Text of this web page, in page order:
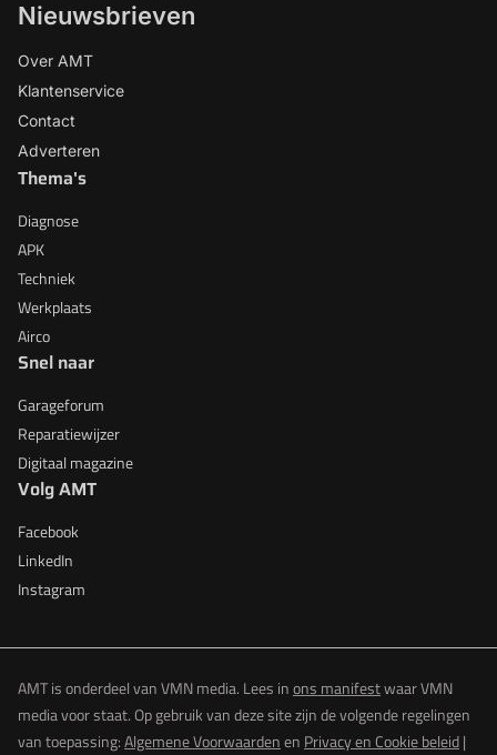
Nieuwsbrieven
Over AMT
Klantenservice
Contact
Adverteren
Thema's
Diagnose
APK
Techniek
Werkplaats
Airco
Snel naar
Garageforum
Reparatiewijzer
Digitaal magazine
Volg AMT
Facebook
LinkedIn
Instagram
AMT is onderdeel van VMN media. Lees inons manifestwaar VMN
media voor staat. Op gebruik van deze site zijn de volgende regelingen
van toepassing:Algemene Voorwaardenen Privacy en Cookie beleid|